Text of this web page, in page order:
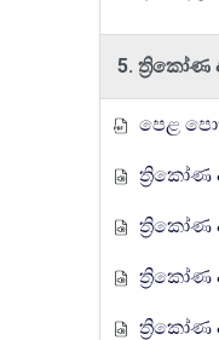
5. ත්‍රිකෝණ
පෙළ
ත්‍රිකෝණ අංගසාම්‍යය
ත්‍රිකෝණ අංගසාම්‍යය
ත්‍රිකෝණ අංගසාම්‍යය
ත්‍රිකෝණ අංගසාම්‍යය